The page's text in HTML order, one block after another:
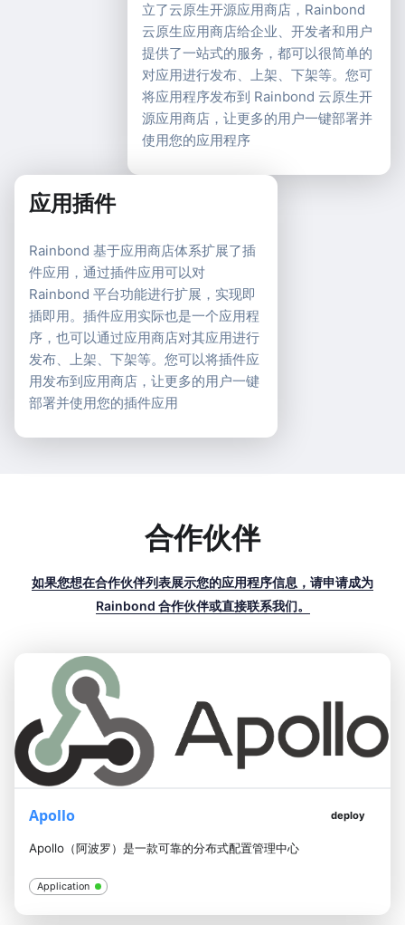
立了云原生开源应用商店，Rainbond
云原生应用商店给企业、开发者和用户
提供了一站式的服务，都可以很简单的
对应用进行发布、上架、下架等。您可
将应用程序发布到 Rainbond 云原生开
源应用商店，让更多的用户一键部署并
使用您的应用程序
应用插件
Rainbond 基于应用商店体系扩展了插
件应用，通过插件应用可以对
Rainbond 平台功能进行扩展，实现即
插即用。插件应用实际也是一个应用程
序，也可以通过应用商店对其应用进行
发布、上架、下架等。您可以将插件应
用发布到应用商店，让更多的用户一键
部署并使用您的插件应用
合作伙伴
如果您想在合作伙伴列表展示您的应用程序信息，请申请成为
Rainbond 合作伙伴或直接联系我们。
Apollo deploy
Apollo（阿波罗）是一款可靠的分布式配置管理中心
Application